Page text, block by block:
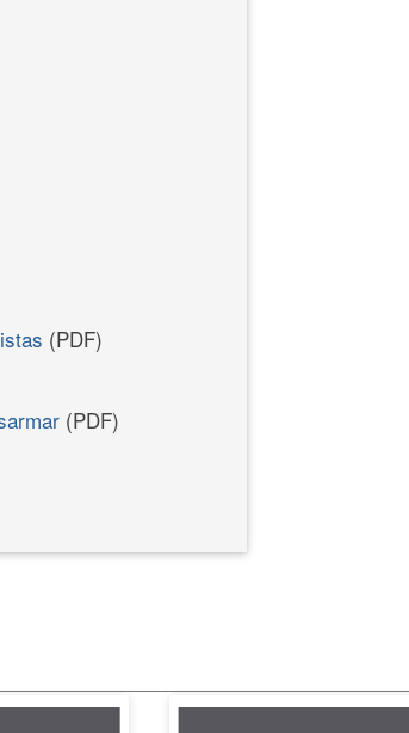
(PDF)
(PDF)